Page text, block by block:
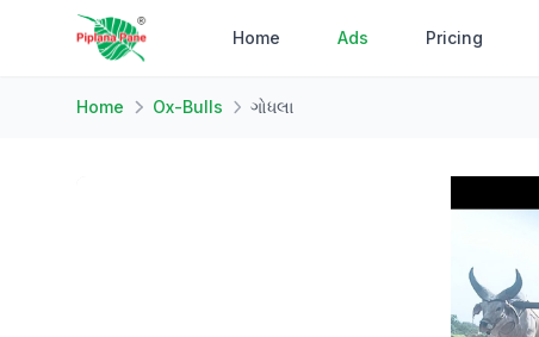
Home Ads Pricing
Home Ox-Bulls ગોધલા